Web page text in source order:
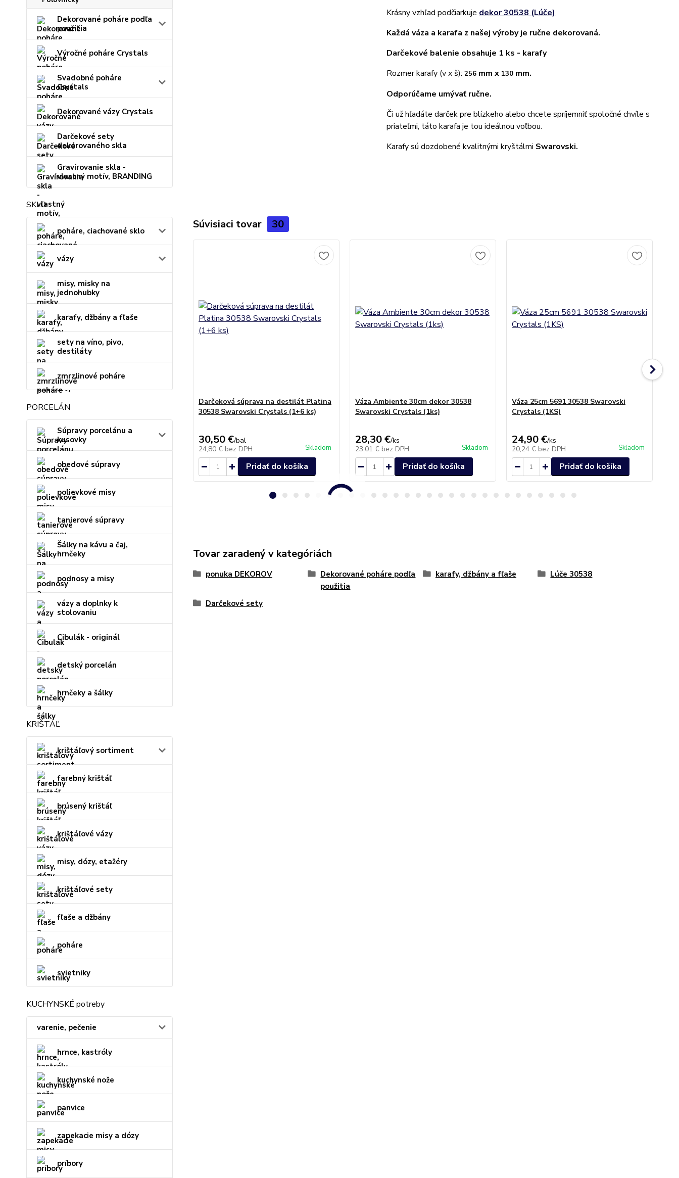
Dekorované poháre podľa
použitia
Výročné poháre Crystals
Svadobné poháre
Crystals
Dekorované vázy Crystals
Darčekové sety
dekorovaného skla
Gravírovanie skla -
vlastný motív, BRANDING
SKLO
poháre, ciachované sklo
vázy
misy, misky na
jednohubky
karafy, džbány a fľaše
sety na víno, pivo,
destiláty
zmrzlinové poháre
PORCELÁN
Súpravy porcelánu a
kusovky
obedové súpravy
polievkové misy
tanierové súpravy
Šálky na kávu a čaj,
hrnčeky
podnosy a misy
vázy a doplnky k
stolovaniu
Cibulák - originál
detský porcelán
hrnčeky a šálky
KRIŠTÁĽ
krištáľový sortiment
farebný krištáľ
brúsený krištáľ
krištáľové vázy
misy, dózy, etažéry
krištáľové sety
fľaše a džbány
poháre
svietniky
KUCHYNSKÉ potreby
varenie, pečenie
hrnce, kastróly
kuchynské nože
panvice
zapekacie misy a dózy
príbory
Krásny vzhľad podčiarkuje dekor 30538 (Lúče)
Každá váza a karafa z našej výroby je ručne dekorovaná.
Darčekové balenie obsahuje 1 ks - karafy
Rozmer karafy (v x š):256 mm x 130 mm.
Odporúčame umývať ručne.
Či už hľadáte darček pre blízkeho alebo chcete spríjemniť spoločné chvíle s
priateľmi, táto karafa je tou ideálnou voľbou.
Karafy sú dozdobené kvalitnými kryštálmi Swarovski.
Súvisiaci tovar 30
Darčeková súprava na destilát Platina
30538 Swarovski Crystals (1+6 ks)
30,50 €/bal
24,80 € bez DPH Skladom
Pridať do košíka
Váza Ambiente 30cm dekor 30538
Swarovski Crystals (1ks)
28,30 €/ks
23,01 € bez DPH Skladom
Pridať do košíka
Váza 25cm 5691 30538 Swarovski
Crystals (1KS)
24,90 €/ks
20,24 € bez DPH Skladom
Pridať do košíka
Tovar zaradený v kategóriách
ponuka DEKOROV
Dekorované poháre podľa
použitia
karafy, džbány a fľaše Lúče 30538
Darčekové sety